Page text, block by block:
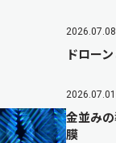
2026.07.08
ドロー
2026.07.01
金並み
膜